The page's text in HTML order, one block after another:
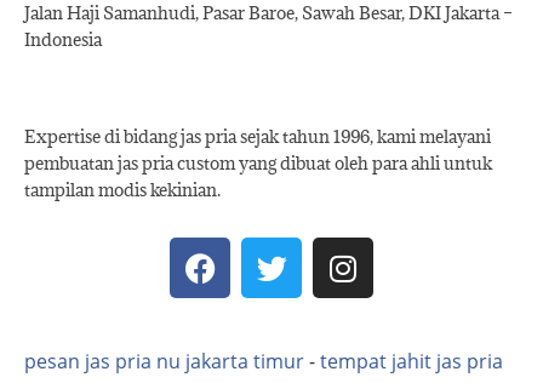
Jalan Haji Samanhudi, Pasar Baroe, Sawah Besar, DKI Jakarta –
Indonesia
Expertise di bidang jas pria sejak tahun 1996, kami melayani
pembuatan jas pria custom yang dibuat oleh para ahli untuk
tampilan modis kekinian.
pesan jas pria nu jakarta timur-tempat jahit jas pria